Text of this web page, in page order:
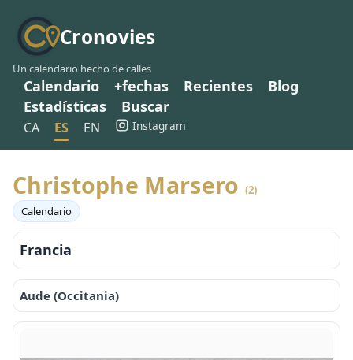
Cronovies
Un calendario hecho de calles
Calendario +fechas Recientes
Blog
Estadísticas
Buscar
CA ES EN Instagram
Christophe Marsero (2)
Calendario
Francia
Aude (Occitania)